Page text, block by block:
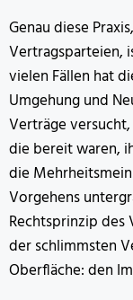
Genau diese
Vertragsparteien,
vielen Fällen hat
Umgehung und
Verträge
die bereit waren,
die
Vorgehens
Rechtsprinzip des
der schlimmsten
Oberfläche: den